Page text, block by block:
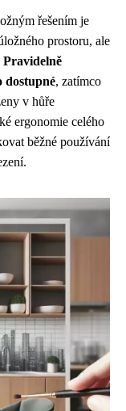
řešením je
prostoru, ale
Pravidelně
dostupné, zatímco
v hůře
ergonomie celého
běžné používání